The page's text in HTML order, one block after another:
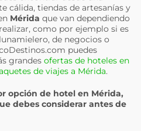
cálida, tiendas de artesanías y
Mérida que van dependiendo
como por ejemplo si es
de negocios o
puedes
grandes ofertas de hoteles en
de viajes a Mérida.
opción de hotel en Mérida,
debes considerar antes de